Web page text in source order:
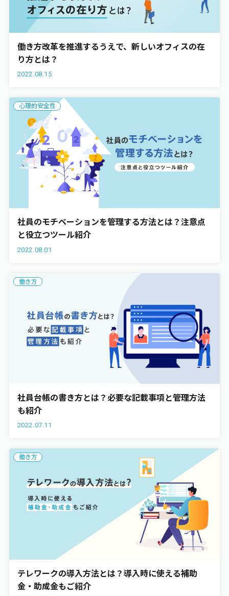
働き方改革を推進するうえで、新しいオフィスの在
り方とは？
2022.08.15
心理的安全性
社員のモチベーションを管理する方法とは？注意点
と役立つツール紹介
2022.08.01
働き方
社員台帳の書き方とは？必要な記載事項と管理方法
も紹介
2022.07.11
働き方
テレワークの導入方法とは？導入時に使える補助
金・助成金もご紹介